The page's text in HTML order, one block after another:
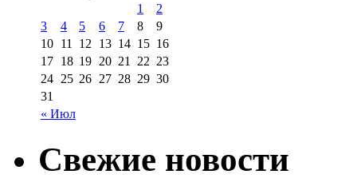
« Июл
1
2
3
4 5 6 7 8
9
10 11 12 13 14 15 16
17 18 19 20 21 22 23
24 25 26 27 28 29 30
31
Свежие новости